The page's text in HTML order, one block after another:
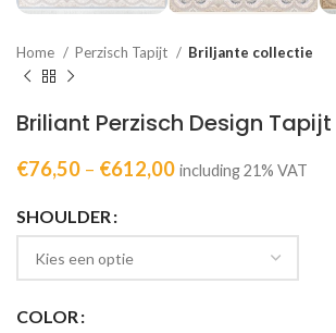
Home Perzisch Tapijt Briljante collectie
Briliant Perzisch Design Tapijt
€76,50 – €612,00 including 21% VAT
SHOULDER
COLOR